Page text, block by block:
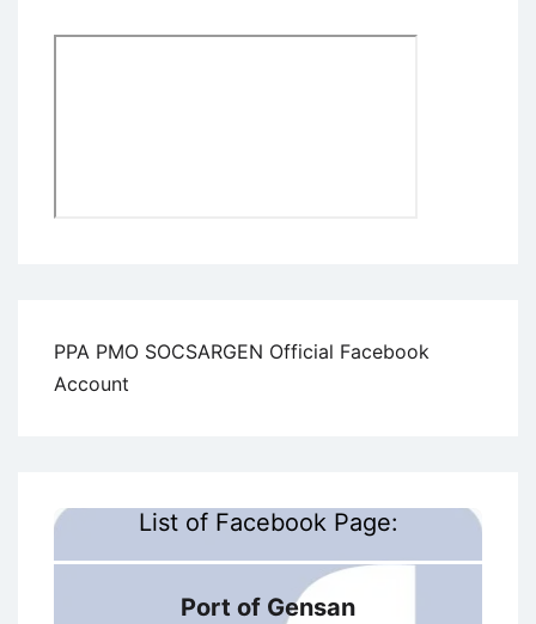
PPA PMO SOCSARGEN Official Facebook
Account
List of Facebook Page:
Port of Gensan